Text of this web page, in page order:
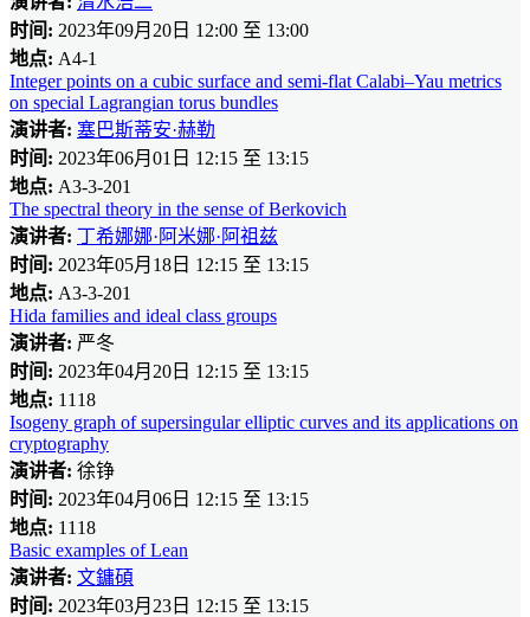
时间: 2023年09月20日 12:00 至 13:00
地点: A4-1
Integer points on a cubic surface and semi-flat Calabi–Yau metrics
on special Lagrangian torus bundles
演讲者: 塞巴斯蒂安·赫勒
时间: 2023年06月01日 12:15 至 13:15
地点: A3-3-201
The spectral theory in the sense of Berkovich
演讲者: 丁希娜娜·阿米娜·阿祖兹
时间: 2023年05月18日 12:15 至 13:15
地点: A3-3-201
Hida families and ideal class groups
演讲者: 严冬
时间: 2023年04月20日 12:15 至 13:15
地点: 1118
Isogeny graph of supersingular elliptic curves and its applications on
cryptography
演讲者: 徐铮
时间: 2023年04月06日 12:15 至 13:15
地点: 1118
Basic examples of Lean
演讲者: 文鏞碩
时间: 2023年03月23日 12:15 至 13:15